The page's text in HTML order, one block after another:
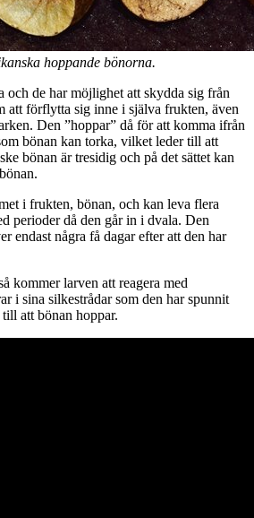
hoppande bönorna.
och de har möjlighet att skydda sig från
att förflytta sig inne i själva frukten, även
Den ”hoppar” då för att komma ifrån
bönan kan torka, vilket leder till att
bönan är tresidig och på det sättet kan
i frukten, bönan, och kan leva flera
perioder då den går in i dvala. Den
endast några få dagar efter att den har
kommer larven att reagera med
i sina silkestrådar som den har spunnit
att bönan hoppar.